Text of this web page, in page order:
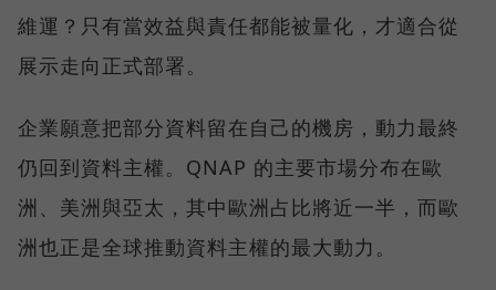
維運？只有當效益與責任都能被量化，才適合從
展示走向正式部署。
企業願意把部分資料留在自己的機房，動力最終
仍回到資料主權。QNAP 的主要市場分布在歐
洲、美洲與亞太，其中歐洲占比將近一半，而歐
洲也正是全球推動資料主權的最大動力。